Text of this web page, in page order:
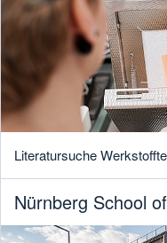
Literatursuche
Nürnberg School